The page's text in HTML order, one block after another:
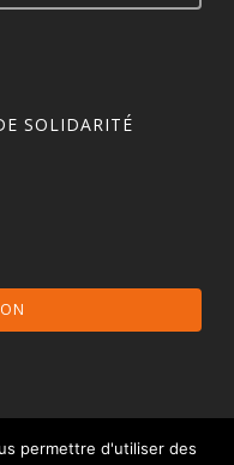
SOLIDARITÉ
permettre d'utiliser des